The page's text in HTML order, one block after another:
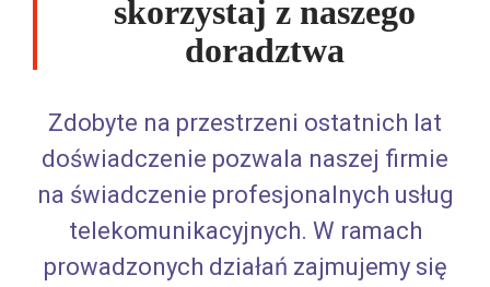
skorzystaj z naszego
doradztwa
Zdobyte na przestrzeni ostatnich lat
doświadczenie pozwala naszej firmie
na świadczenie profesjonalnych usług
telekomunikacyjnych. W ramach
prowadzonych działań zajmujemy się